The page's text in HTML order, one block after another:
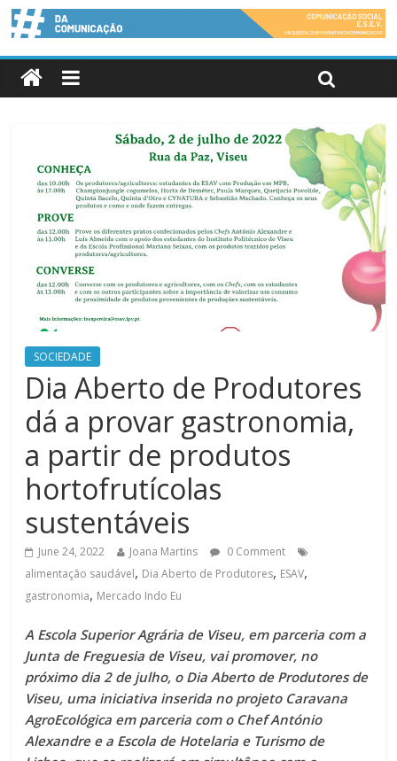
SOCIEDADE
Dia Aberto de Produtores
dá a provar gastronomia,
a partir de produtos
hortofrutícolas
sustentáveis
June 24, 2022 Joana Martins
0 Comment
alimentação saudável, Dia Aberto de Produtores, ESAV,
gastronomia, Mercado Indo Eu
A Escola Superior Agrária de Viseu, em parceria com a
Junta de Freguesia de Viseu, vai promover, no
próximo dia 2 de julho, o Dia Aberto de Produtores de
Viseu, uma iniciativa inserida no projeto Caravana
AgroEcológica em parceria com o Chef António
Alexandre e a Escola de Hotelaria e Turismo de